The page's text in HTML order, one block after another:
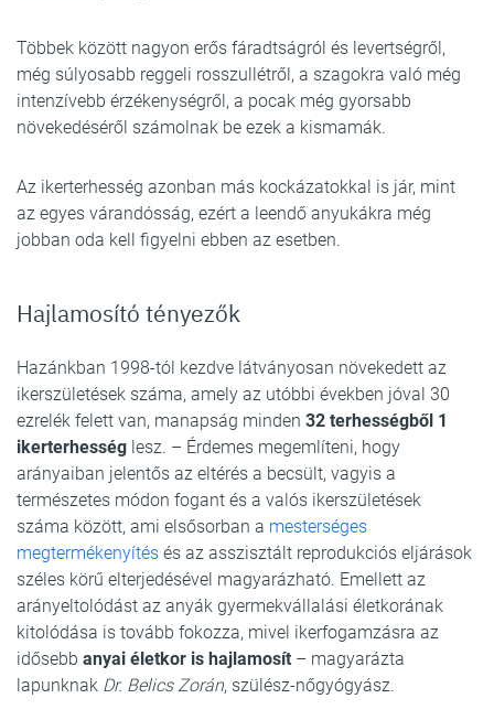
Többek között nagyon erős fáradtságról és levertségről,
még súlyosabb reggeli rosszullétről, a szagokra való még
intenzívebb érzékenységről, a pocak még gyorsabb
növekedéséről számolnak be ezek a kismamák.
Az ikerterhesség azonban más kockázatokkal is jár, mint
az egyes várandósság, ezért a leendő anyukákra még
jobban oda kell figyelni ebben az esetben.
Hajlamosító tényezők
Hazánkban 1998-tól kezdve látványosan növekedett az
ikerszületések száma, amely az utóbbi években jóval 30
ezrelék felett van, manapság minden 32 terhességből 1
ikerterhesség lesz. – Érdemes megemlíteni, hogy
arányaiban jelentős az eltérés a becsült, vagyis a
természetes módon fogant és a valós ikerszületések
száma között, ami elsősorban a mesterséges
megtermékenyítés és az asszisztált reprodukciós eljárások
széles körű elterjedésével magyarázható. Emellett az
arányeltolódást az anyák gyermekvállalási életkorának
kitolódása is tovább fokozza, mivel ikerfogamzásra az
idősebb anyai életkor is hajlamosít – magyarázta
lapunknak Dr. Belics Zorán, szülész-nőgyógyász.